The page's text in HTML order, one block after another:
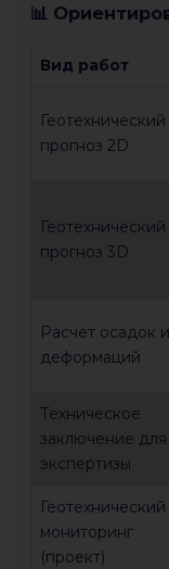
📊
Вид работ
Геотехнический
прогноз 2D
Геотехнический
прогноз 3D
Расчет осадок и
деформаций
Техническое
заключение для
экспертизы
Геотехнический
мониторинг
(проект)